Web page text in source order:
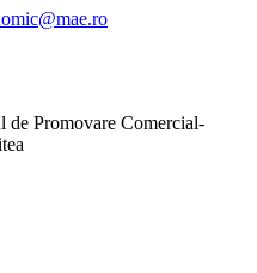
de Promovare Comercial-